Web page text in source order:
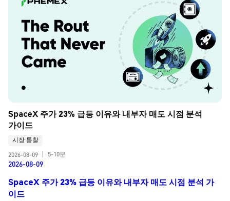
SpaceX 주가 23% 급등 이유와 내부자 매도 시점 분석
가이드
시장 통찰
2026-08-09
5-10분
2026-08-09
SpaceX 주가 23% 급등 이유와 내부자 매도 시점 분석 가
이드